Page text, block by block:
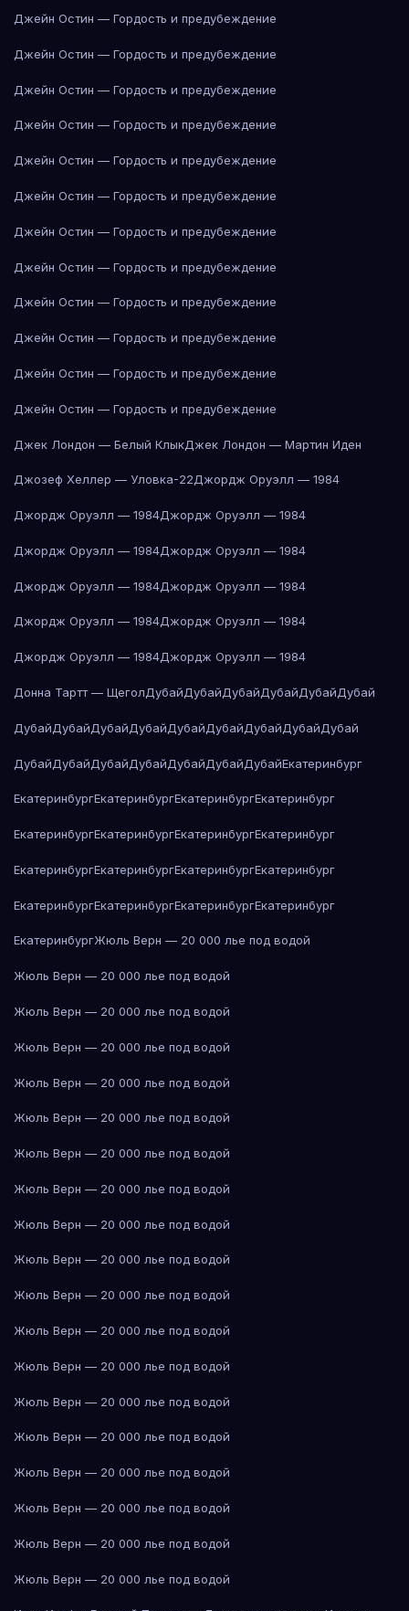
Джейн Остин — Гордость и предубеждение
Джейн Остин — Гордость и предубеждение
Джейн Остин — Гордость и предубеждение
Джейн Остин — Гордость и предубеждение
Джейн Остин — Гордость и предубеждение
Джейн Остин — Гордость и предубеждение
Джейн Остин — Гордость и предубеждение
Джейн Остин — Гордость и предубеждение
Джейн Остин — Гордость и предубеждение
Джейн Остин — Гордость и предубеждение
Джейн Остин — Гордость и предубеждение
Джейн Остин — Гордость и предубеждение
Джек Лондон — Белый КлыкДжек Лондон — Мартин Иден
Джозеф Хеллер — Уловка-22Джордж Оруэлл — 1984
Джордж Оруэлл — 1984Джордж Оруэлл — 1984
Джордж Оруэлл — 1984Джордж Оруэлл — 1984
Джордж Оруэлл — 1984Джордж Оруэлл — 1984
Джордж Оруэлл — 1984Джордж Оруэлл — 1984
Джордж Оруэлл — 1984Джордж Оруэлл — 1984
Донна Тартт — ЩеголДубайДубайДубайДубайДубайДубай
ДубайДубайДубайДубайДубайДубайДубайДубайДубай
ДубайДубайДубайДубайДубайДубайДубайЕкатеринбург
ЕкатеринбургЕкатеринбургЕкатеринбургЕкатеринбург
ЕкатеринбургЕкатеринбургЕкатеринбургЕкатеринбург
ЕкатеринбургЕкатеринбургЕкатеринбургЕкатеринбург
ЕкатеринбургЕкатеринбургЕкатеринбургЕкатеринбург
ЕкатеринбургЖюль Верн — 20 000 лье под водой
Жюль Верн — 20 000 лье под водой
Жюль Верн — 20 000 лье под водой
Жюль Верн — 20 000 лье под водой
Жюль Верн — 20 000 лье под водой
Жюль Верн — 20 000 лье под водой
Жюль Верн — 20 000 лье под водой
Жюль Верн — 20 000 лье под водой
Жюль Верн — 20 000 лье под водой
Жюль Верн — 20 000 лье под водой
Жюль Верн — 20 000 лье под водой
Жюль Верн — 20 000 лье под водой
Жюль Верн — 20 000 лье под водой
Жюль Верн — 20 000 лье под водой
Жюль Верн — 20 000 лье под водой
Жюль Верн — 20 000 лье под водой
Жюль Верн — 20 000 лье под водой
Жюль Верн — 20 000 лье под водой
Жюль Верн — 20 000 лье под водой